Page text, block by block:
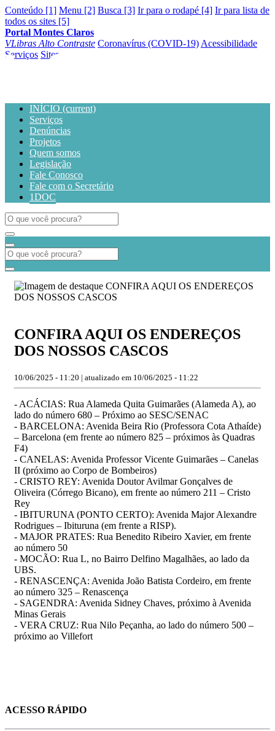
Conteúdo [1] Menu [2] Busca [3] Ir para o rodapé [4] Ir para lista de
todos os sites [5]
Portal Montes Claros
VLibras Alto Contraste Coronavírus (COVID-19) Acessibilidade
Serviços Sites
INÍCIO (current)
Serviços
Denúncias
Projetos
Quem somos
Legislação
Fale Conosco
Fale com o Secretário
1DOC
CONFIRA AQUI OS ENDEREÇOS
DOS NOSSOS CASCOS
10/06/2025 - 11:20 | atualizado em 10/06/2025 - 11:22
- ACÁCIAS: Rua Alameda Quita Guimarães (Alameda A), ao
lado do número 680 – Próximo ao SESC/SENAC
- BARCELONA: Avenida Beira Rio (Professora Cota Athaíde)
– Barcelona (em frente ao número 825 – próximos às Quadras
F4)
- CANELAS: Avenida Professor Vicente Guimarães – Canelas
II (próximo ao Corpo de Bombeiros)
- CRISTO REY: Avenida Doutor Avilmar Gonçalves de
Oliveira (Córrego Bicano), em frente ao número 211 – Cristo
Rey
- IBITURUNA (PONTO CERTO): Avenida Major Alexandre
Rodrigues – Ibituruna (em frente a RISP).
- MAJOR PRATES: Rua Benedito Ribeiro Xavier, em frente
ao número 50
- MOCÃO: Rua L, no Bairro Delfino Magalhães, ao lado da
UBS.
- RENASCENÇA: Avenida João Batista Cordeiro, em frente
ao número 325 – Renascença
- SAGENDRA: Avenida Sidney Chaves, próximo à Avenida
Minas Gerais
- VERA CRUZ: Rua Nilo Peçanha, ao lado do número 500 –
próximo ao Villefort
ACESSO RÁPIDO